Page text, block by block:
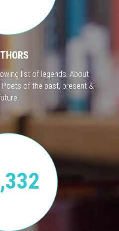
list of legends. About
Poets of the past, present &